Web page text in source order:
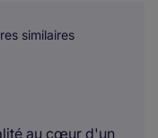
similaires
au cœur d'un